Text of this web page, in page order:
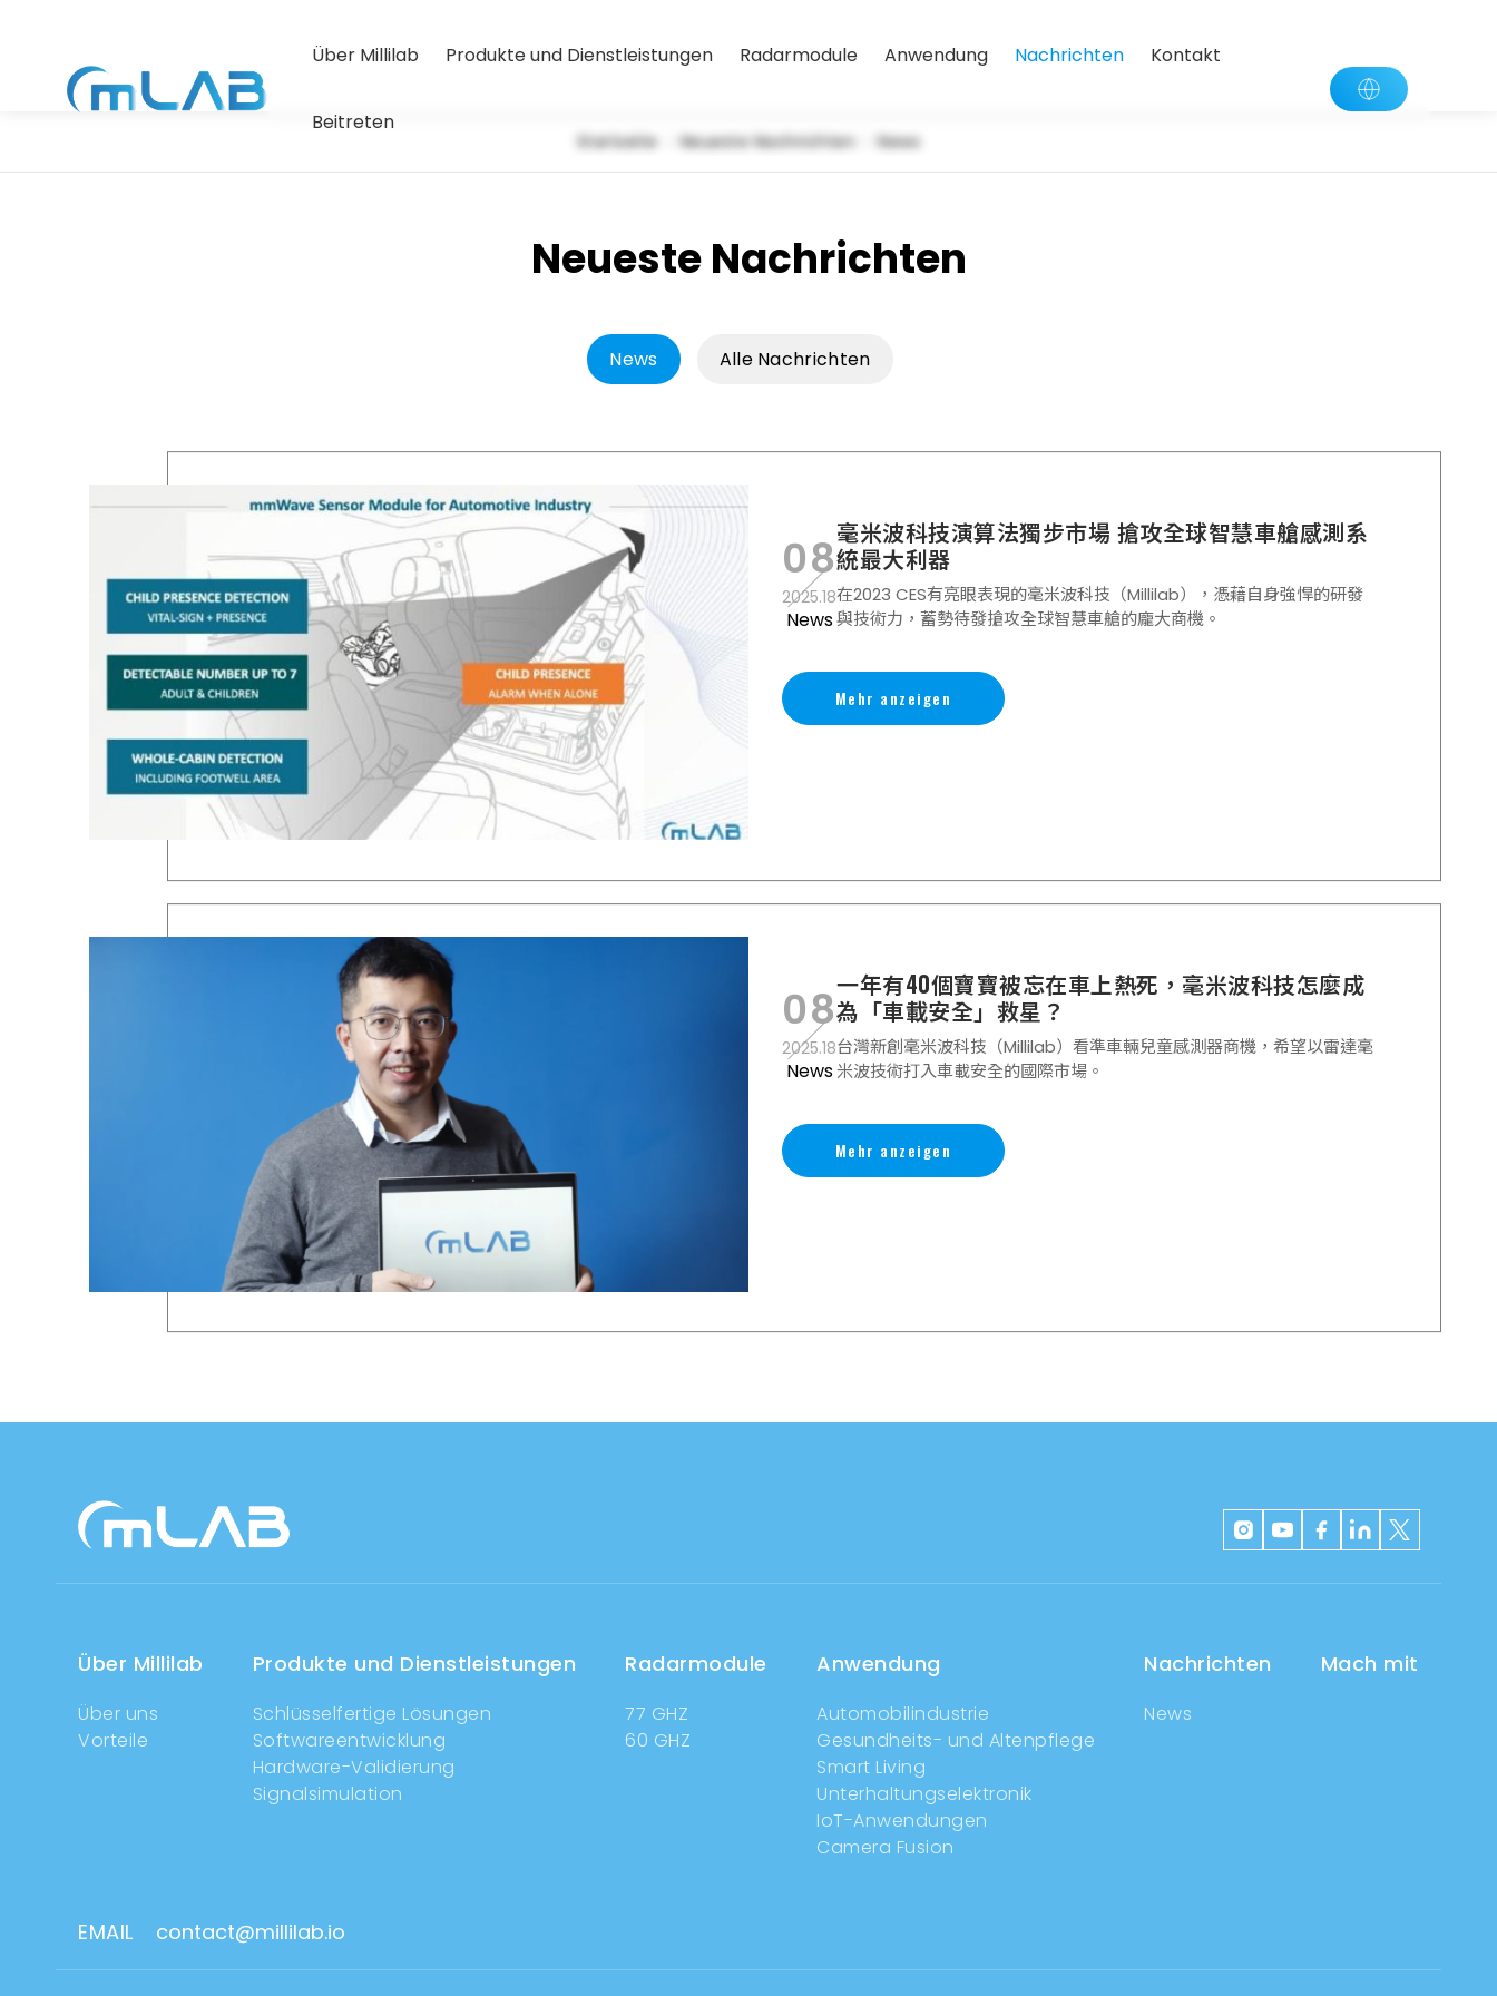
Über Millilab Produkte und Dienstleistungen Radarmodule Anwendung Nachrichten Kontakt
Beitreten
Startseite Neueste Nachrichten News
Neueste Nachrichten
News Alle Nachrichten
08
2025.18
News
毫米波科技演算法獨步市場 搶攻全球智慧車艙感測系
統最大利器
在2023 CES有亮眼表現的毫米波科技（Millilab），憑藉自身強悍的研發
與技術力，蓄勢待發搶攻全球智慧車艙的龐大商機。
Mehr anzeigen
08
2025.18
News
一年有40個寶寶被忘在車上熱死，毫米波科技怎麼成
為「車載安全」救星？
台灣新創毫米波科技（Millilab）看準車輛兒童感測器商機，希望以雷達毫
米波技術打入車載安全的國際市場。
Mehr anzeigen
Über Millilab
Über uns
Vorteile
Produkte und Dienstleistungen
Schlüsselfertige Lösungen
Softwareentwicklung
Hardware-Validierung
Signalsimulation
Radarmodule
77 GHZ
60 GHZ
Anwendung
Automobilindustrie
Gesundheits- und Altenpflege
Smart Living
Unterhaltungselektronik
IoT-Anwendungen
Camera Fusion
Nachrichten
News
Mach mit
EMAIL contact@millilab.io
we are committed to protecting your personal data and providing transparency and control over how it is